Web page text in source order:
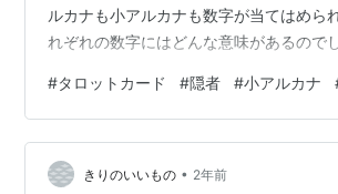
ルカナも小アルカナも数字が当てはめら
れぞれの数字にはどんな意味があるので
#タロットカード #隠者 #小アルカナ
きりのいいもの • 2年前